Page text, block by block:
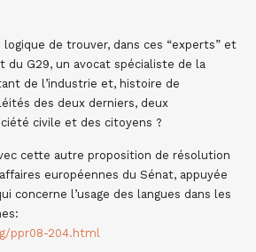
logique de trouver, dans ces “experts” et
du G29, un avocat spécialiste de la
de l’industrie et, histoire de
des deux derniers, deux
civile et des citoyens ?
cette autre proposition de résolution
européennes du Sénat, appuyée
concerne l’usage des langues dans les
ppr08-204.html